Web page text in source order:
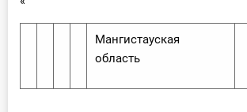
Мангистауская
область